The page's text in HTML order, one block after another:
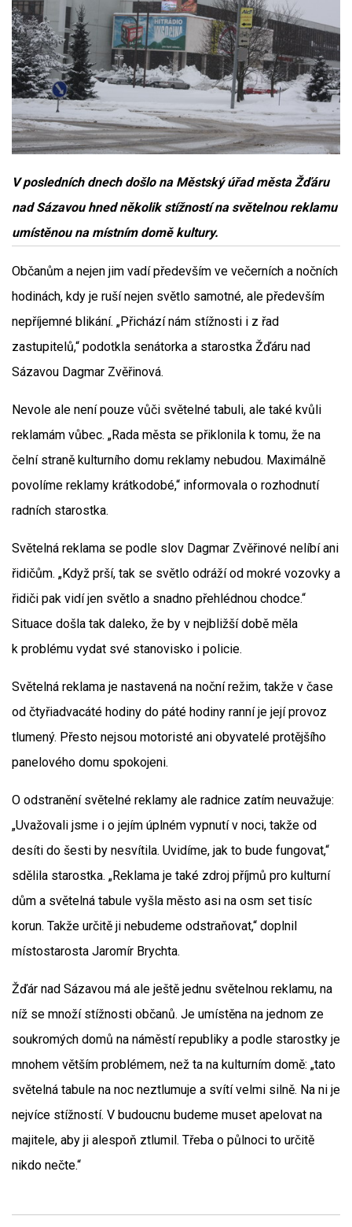
V posledních dnech došlo na Městský úřad města Žďáru
nad Sázavou hned několik stížností na světelnou reklamu
umístěnou na místním domě kultury.
Občanům a nejen jim vadí především ve večerních a nočních
hodinách, kdy je ruší nejen světlo samotné, ale především
nepříjemné blikání. „Přichází nám stížnosti i z řad
zastupitelů,“ podotkla senátorka a starostka Žďáru nad
Sázavou Dagmar Zvěřinová.
Nevole ale není pouze vůči světelné tabuli, ale také kvůli
reklamám vůbec. „Rada města se přiklonila k tomu, že na
čelní straně kulturního domu reklamy nebudou. Maximálně
povolíme reklamy krátkodobé,“ informovala o rozhodnutí
radních starostka.
Světelná reklama se podle slov Dagmar Zvěřinové nelíbí ani
řidičům. „Když prší, tak se světlo odráží od mokré vozovky a
řidiči pak vidí jen světlo a snadno přehlédnou chodce.“
Situace došla tak daleko, že by v nejbližší době měla
k problému vydat své stanovisko i policie.
Světelná reklama je nastavená na noční režim, takže v čase
od čtyřiadvacáté hodiny do páté hodiny ranní je její provoz
tlumený. Přesto nejsou motoristé ani obyvatelé protějšího
panelového domu spokojeni.
O odstranění světelné reklamy ale radnice zatím neuvažuje:
„Uvažovali jsme i o jejím úplném vypnutí v noci, takže od
desíti do šesti by nesvítila. Uvidíme, jak to bude fungovat,“
sdělila starostka. „Reklama je také zdroj příjmů pro kulturní
dům a světelná tabule vyšla město asi na osm set tisíc
korun. Takže určitě ji nebudeme odstraňovat,“ doplnil
místostarosta Jaromír Brychta.
Žďár nad Sázavou má ale ještě jednu světelnou reklamu, na
níž se množí stížnosti občanů. Je umístěna na jednom ze
soukromých domů na náměstí republiky a podle starostky je
mnohem větším problémem, než ta na kulturním domě: „tato
světelná tabule na noc neztlumuje a svítí velmi silně. Na ni je
nejvíce stížností. V budoucnu budeme muset apelovat na
majitele, aby ji alespoň ztlumil. Třeba o půlnoci to určitě
nikdo nečte.“